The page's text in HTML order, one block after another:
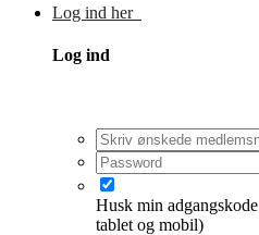
Log ind her
Log ind
Husk min adgangskode
tablet og mobil)